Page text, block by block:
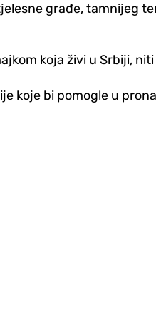
građe, tamnijeg
koja živi u Srbiji,
koje bi pomogle u